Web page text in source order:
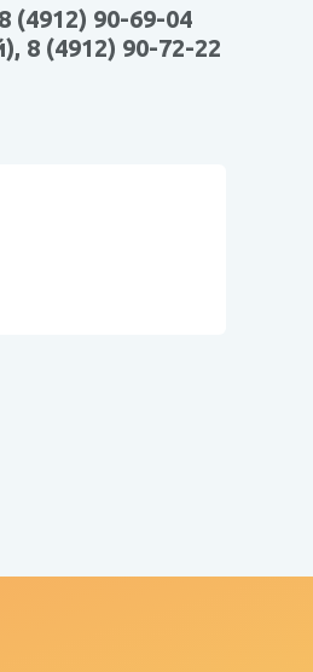
(4912) 90-69-04
8 (4912) 90-72-22